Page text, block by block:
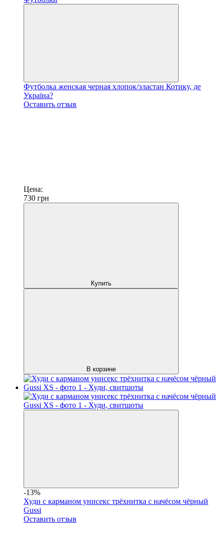
Футболка женская черная хлопок/эластан Котику, де
Україна?
Оставить отзыв
Цена:
730 грн
Купить
В корзине
-13%
Худи с карманом унисекс трёхнитка с начёсом чёрный
Gussi
Оставить отзыв